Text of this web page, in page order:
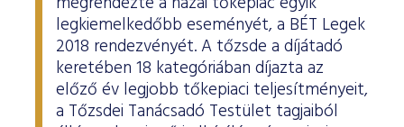
legkiemelkedőbb eseményét, a BÉT Legek
2018 rendezvényét. A tőzsde a díjátadó
keretében 18 kategóriában díjazta az
előző év legjobb tőkepiaci teljesítményeit,
a Tőzsdei Tanácsadó Testület tagjaiból